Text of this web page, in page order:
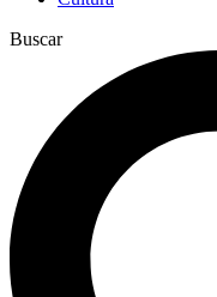
Buscar